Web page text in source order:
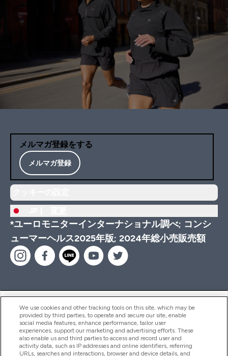
メルマガ登録をする
メルマガ登録
*ユーロモニターインターナショナル調べ; コンシ
ューマーヘルス2025年版; 2024年総小売販売額
ヘルプ＆ガイド
商品について
We use cookies and other tracking tools on this site, which may be
provided by third parties, to operate and secure our site, enable
social media features, enhance performance, tailor user
experiences, support our marketing and advertising efforts. These
also enable us and third parties to access and record user and
activity data, such as IP addresses and online identifiers, referring
URLs, searches and interactions, browser and device details, and